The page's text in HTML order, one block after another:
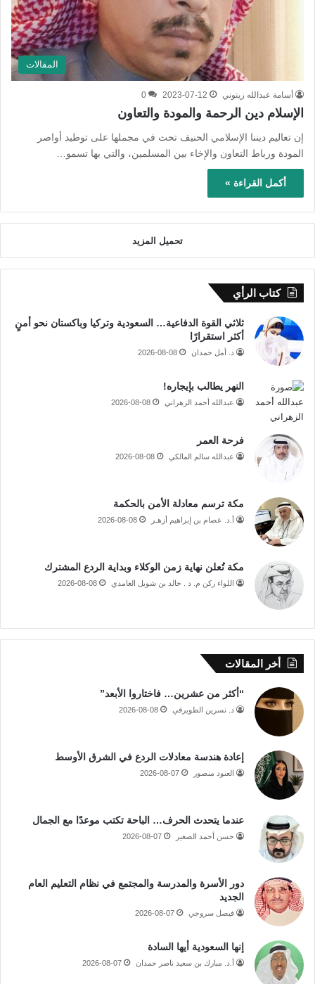
المقالات
أسامة عبدالله زيتوني 2023-07-12
0
الإسلام دين الرحمة والمودة والتعاون
إن تعاليم ديننا الإسلامي الحنيف تحث في مجملها على توطيد أواصر
المودة ورباط التعاون والإخاء بين المسلمين، والتي بها تسمو…
أكمل القراءة »
تحميل المزيد
كتاب الرأي
ثلاثي القوة الدفاعية… السعودية وتركيا وباكستان نحو أمنٍ
أكثر استقرارًا
د. أمل حمدان 2026-08-08
النهر يطالب بإيجاره!
عبدالله أحمد الزهراني 2026-08-08
فرحة العمر
عبدالله سالم المالكي 2026-08-08
مكة ترسم معادلة الأمن بالحكمة
أ.د. عصام بن إبراهيم أزهـر 2026-08-08
مكة تُعلن نهاية زمن الوكلاء وبداية الردع المشترك
اللواء ركن م. د . خالد بن شويل الغامدي 2026-08-08
أخر المقالات
“أكثر من عشرين… فاختاروا الأبعد”
د. نسرين الطويرقي 2026-08-08
إعادة هندسة معادلات الردع في الشرق الأوسط
العنود منصور 2026-08-07
عندما يتحدث الحرف… الباحة تكتب موعدًا مع الجمال
حسن أحمد الصغير 2026-08-07
دور الأسرة والمدرسة والمجتمع في نظام التعليم العام
الجديد
فيصل سروجي 2026-08-07
إنها السعودية أيها السادة
أ.د. مبارك بن سعيد ناصر حمدان 2026-08-07